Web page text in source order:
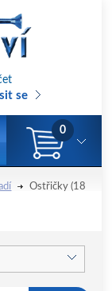
se
0
Ostřičky (18